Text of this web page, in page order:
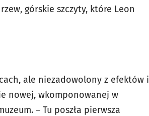
górskie szczyty, które Leon
ale niezadowolony z efektów i
nowej, wkomponowanej w
– Tu poszła pierwsza